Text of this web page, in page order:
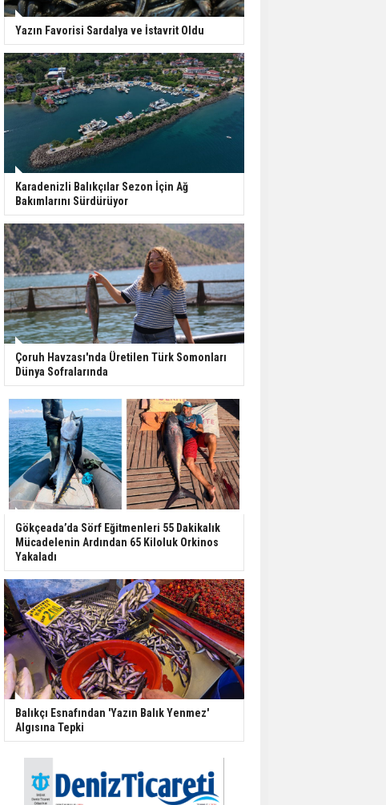
Yazın Favorisi Sardalya ve İstavrit Oldu
Karadenizli Balıkçılar Sezon İçin Ağ
Bakımlarını Sürdürüyor
Çoruh Havzası'nda Üretilen Türk Somonları
Dünya Sofralarında
Gökçeada’da Sörf Eğitmenleri 55 Dakikalık
Mücadelenin Ardından 65 Kiloluk Orkinos
Yakaladı
Balıkçı Esnafından 'Yazın Balık Yenmez'
Algısına Tepki